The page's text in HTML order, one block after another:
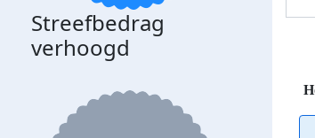
Streefbedrag
verhoogd